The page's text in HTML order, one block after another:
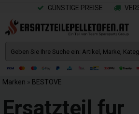
GÜNSTIGE PREISE
Marken » BESTOVE
Ersatzteil fur